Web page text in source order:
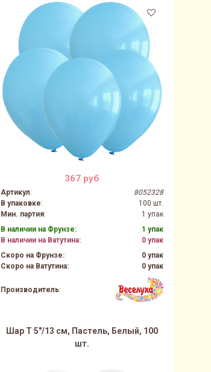
367 руб
Артикул:
8052328
В упаковке:
100 шт.
Мин. партия:
1 упак
В наличии на Фрунзе:
1 упак
В наличии на Ватутина:
0 упак
Скоро на Фрунзе:
0 упак
Скоро на Ватутина:
0 упак
Производитель:
Шар Т 5"/13 см, Пастель, Белый, 100
шт.